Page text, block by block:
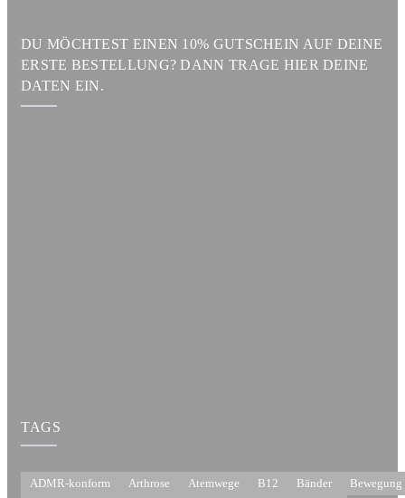
DU MÖCHTEST EINEN 10% GUTSCHEIN AUF DEINE
ERSTE BESTELLUNG? DANN TRAGE HIER DEINE
DATEN EIN.
TAGS
ADMR-konform Arthrose Atemwege B12 Bänder
Bewegung